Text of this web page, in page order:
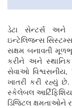
ડેટા સેન્ટર્સ અને
ઇન્ટેલિજન્સ
સક્ષમ બનાવતી
કરીને અને સ્થાનિક
સેવાઓ વિશ્વસનીય,
ખાતરી કરી રહ્યું છે.
સ્કેલેબલ
ડિજિટલ ક્ષમતાઓને